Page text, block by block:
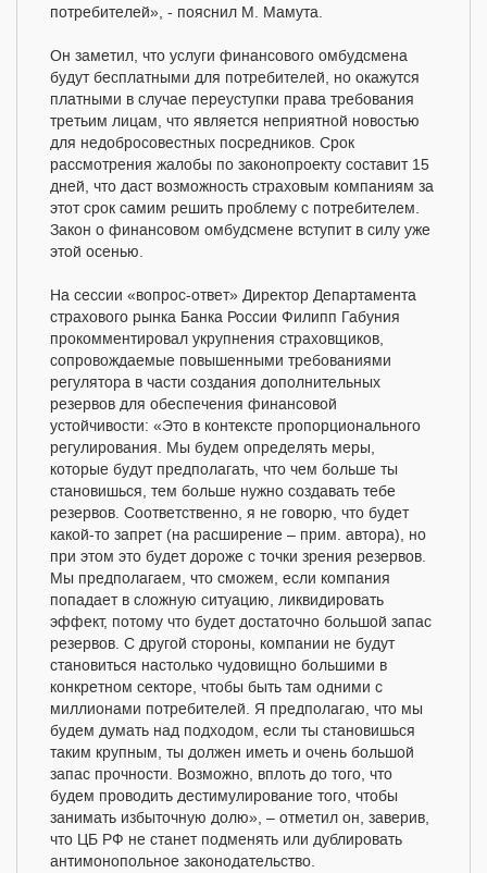
потребителей», - пояснил М. Мамута.
Он заметил, что услуги финансового омбудсмена
будут бесплатными для потребителей, но окажутся
платными в случае переуступки права требования
третьим лицам, что является неприятной новостью
для недобросовестных посредников. Срок
рассмотрения жалобы по законопроекту составит 15
дней, что даст возможность страховым компаниям за
этот срок самим решить проблему с потребителем.
Закон о финансовом омбудсмене вступит в силу уже
этой осенью.
На сессии «вопрос-ответ» Директор Департамента
страхового рынка Банка России Филипп Габуния
прокомментировал укрупнения страховщиков,
сопровождаемые повышенными требованиями
регулятора в части создания дополнительных
резервов для обеспечения финансовой
устойчивости: «Это в контексте пропорционального
регулирования. Мы будем определять меры,
которые будут предполагать, что чем больше ты
становишься, тем больше нужно создавать тебе
резервов. Соответственно, я не говорю, что будет
какой-то запрет (на расширение – прим. автора), но
при этом это будет дороже с точки зрения резервов.
Мы предполагаем, что сможем, если компания
попадает в сложную ситуацию, ликвидировать
эффект, потому что будет достаточно большой запас
резервов. С другой стороны, компании не будут
становиться настолько чудовищно большими в
конкретном секторе, чтобы быть там одними с
миллионами потребителей. Я предполагаю, что мы
будем думать над подходом, если ты становишься
таким крупным, ты должен иметь и очень большой
запас прочности. Возможно, вплоть до того, что
будем проводить дестимулирование того, чтобы
занимать избыточную долю», – отметил он, заверив,
что ЦБ РФ не станет подменять или дублировать
антимонопольное законодательство.